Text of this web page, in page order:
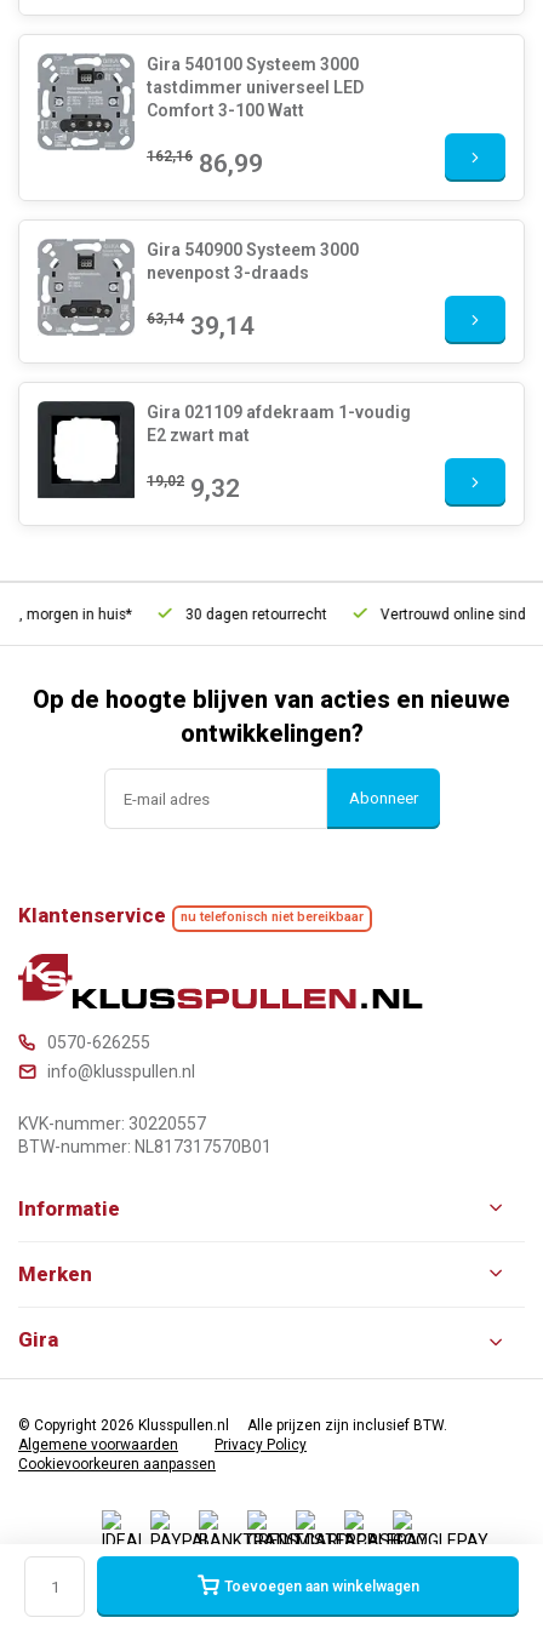
Toevoegen aan winkelwagen
Gira 540100 Systeem 3000
tastdimmer universeel LED
Comfort 3-100 Watt
162,16 86,99
Gira 540900 Systeem 3000
nevenpost 3-draads
63,14 39,14
Gira 021109 afdekraam 1-voudig
E2 zwart mat
19,02 9,32
morgen in huis* 30 dagen retourrecht Vertrouwd online sinds
Op de hoogte blijven van acties en nieuwe
ontwikkelingen?
Abonneer
Klantenservice nu telefonisch niet bereikbaar
0570-626255
info@klusspullen.nl
KVK-nummer: 30220557
BTW-nummer: NL817317570B01
Informatie
Merken
Gira
© Copyright 2026 Klusspullen.nl
Alle prijzen zijn inclusief BTW.
Algemene voorwaarden
Privacy Policy
Cookievoorkeuren aanpassen